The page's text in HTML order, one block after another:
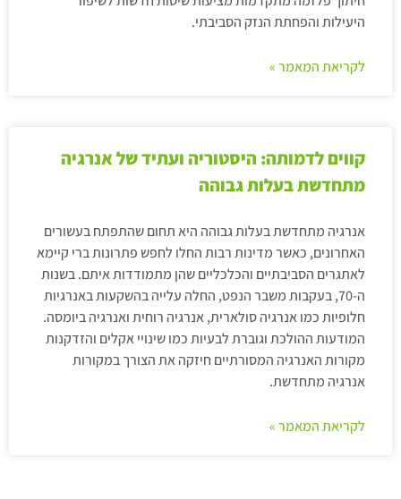
היעילות והפחתת הנזק הסביבתי.
לקריאת המאמר »
קווים לדמותה: היסטוריה ועתיד של אנרגיה
מתחדשת בעלות גבוהה
אנרגיה מתחדשת בעלות גבוהה היא תחום שהתפתח בעשורים
האחרונים, כאשר מדינות רבות החלו לחפש פתרונות ברי קיימא
לאתגרים הסביבתיים והכלכליים שהן מתמודדות איתם. בשנות
ה-70, בעקבות משבר הנפט, החלה עלייה בהשקעות באנרגיות
חלופיות כמו אנרגיה סולארית, אנרגיה רוחית ואנרגיה ביומסה.
המודעות ההולכת וגוברת לבעיות כמו שינויי אקלים והזדקנות
מקורות האנרגיה המסורתיים חיזקה את הצורך במקורות
אנרגיה מתחדשת.
לקריאת המאמר »